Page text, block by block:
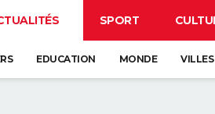
SPORT
EDUCATION MONDE VILLES